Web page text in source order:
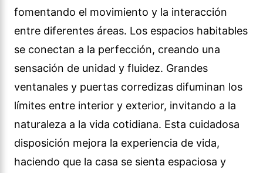
fomentando el movimiento y la interacción
entre diferentes áreas. Los espacios habitables
se conectan a la perfección, creando una
sensación de unidad y fluidez. Grandes
ventanales y puertas corredizas difuminan los
límites entre interior y exterior, invitando a la
naturaleza a la vida cotidiana. Esta cuidadosa
disposición mejora la experiencia de vida,
haciendo que la casa se sienta espaciosa y